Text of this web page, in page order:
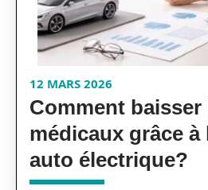
12 MARS 2026
Comment
médicaux grâce à
auto électrique?